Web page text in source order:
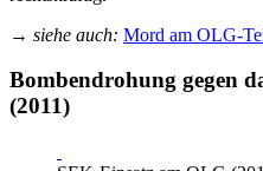
→ siehe auch: Mord am OLG-
Bombendrohung gegen
(2011)